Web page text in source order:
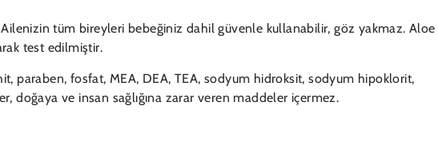
tüm bireyleri bebeğiniz dahil güvenle kullanabilir, göz yakmaz. Aloe
test edilmiştir.
paraben, fosfat, MEA, DEA, TEA, sodyum hidroksit, sodyum hipoklorit,
doğaya ve insan sağlığına zarar veren maddeler içermez.